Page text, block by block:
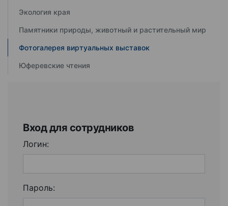
Экология края
Памятники природы, животный и растительный мир
Фотогалерея виртуальных выставок
Юферевские чтения
Вход для сотрудников
Логин:
Пароль: